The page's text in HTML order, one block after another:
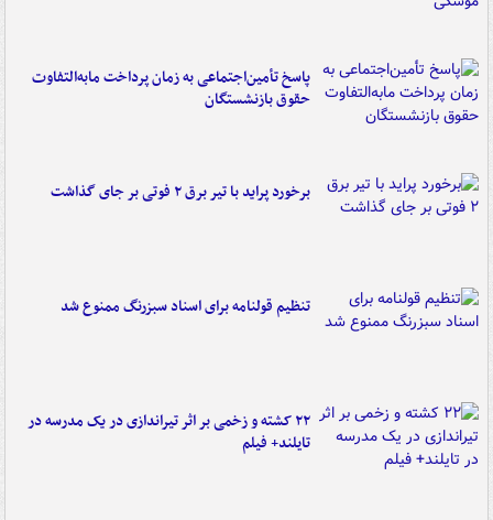
پاسخ تأمین‌اجتماعی به زمان پرداخت مابه‌التفاوت
حقوق بازنشستگان
برخورد پراید با تیر برق ۲ فوتی بر جای گذاشت
تنظیم قولنامه برای اسناد سبزرنگ ممنوع شد
۲۲ کشته و زخمی بر اثر تیراندازی در یک مدرسه در
تایلند+ فیلم